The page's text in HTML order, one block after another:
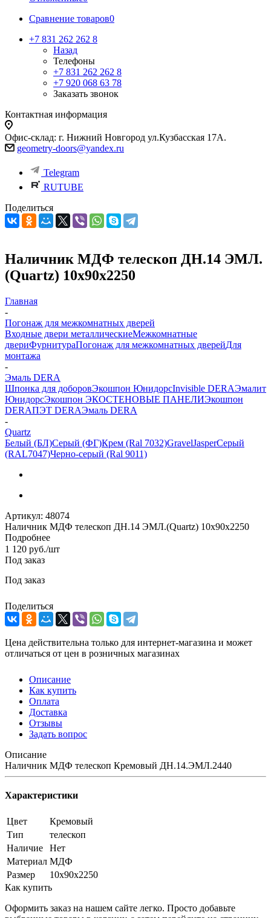
Сравнение товаров0
+7 831 262 262 8
Назад
Телефоны
+7 831 262 262 8
+7 920 068 63 78
Заказать звонок
Контактная информация
Офис-склад: г. Нижний Новгород ул.Кузбасская 17А.
geometry-doors@yandex.ru
Telegram
RUTUBE
Поделиться
Наличник МДФ телескоп ДН.14 ЭМЛ.
(Quartz) 10х90х2250
Главная
-
Погонаж для межкомнатных дверей
Входные двери металлическиеМежкомнатные
двериФурнитураПогонаж для межкомнатных дверейДля
монтажа
-
Эмаль DERA
Шпонка для доборовЭкошпон ЮнидорсInvisible DERAЭмалит
ЮнидорсЭкошпон ЭКОСТЕНОВЫЕ ПАНЕЛИЭкошпон
DERAПЭТ DERAЭмаль DERA
-
Quartz
Белый (БЛ)Серый (ФГ)Крем (Ral 7032)GravelJasperСерый
(RAL7047)Черно-серый (Ral 9011)
Артикул: 48074
Наличник МДФ телескоп ДН.14 ЭМЛ.(Quartz) 10х90х2250
Подробнее
1 120 руб./шт
Под заказ
Под заказ
Поделиться
Цена действительна только для интернет-магазина и может
отличаться от цен в розничных магазинах
Описание
Как купить
Оплата
Доставка
Отзывы
Задать вопрос
Описание
Наличник МДФ телескоп Кремовый ДН.14.ЭМЛ.2440
Характеристики
Цвет
Кремовый
Тип
телескоп
Наличие
Нет
Материал МДФ
Размер
10х90х2250
Как купить
Оформить заказ на нашем сайте легко. Просто добавьте